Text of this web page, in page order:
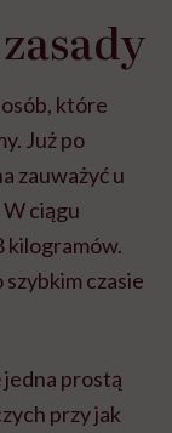
które
Już po
zauważyć u
ciągu
kilogramów.
czasie
jedna prostą
przy jak